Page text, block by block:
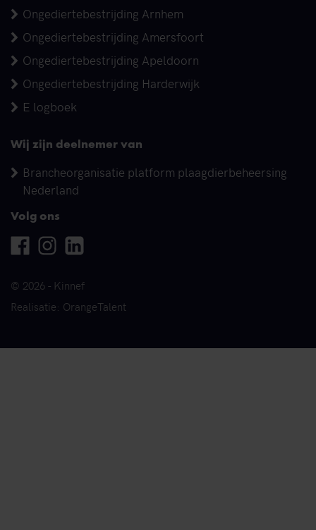
Ongediertebestrijding Arnhem
Ongediertebestrijding Amersfoort
Ongediertebestrijding Apeldoorn
Ongediertebestrijding Harderwijk
E logboek
Wij zijn deelnemer van
Brancheorganisatie platform plaagdierbeheersing
Nederland
Volg ons
Facebook
InstagramLinkedin
© 2026 - Kinnef
Realisatie: OrangeTalent